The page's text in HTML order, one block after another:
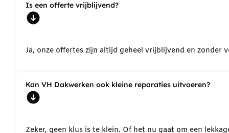
Is een offerte vrijblijvend?
Ja, onze offertes zijn altijd geheel vrijblijvend en
Kan VH Dakwerken ook kleine reparaties uitvoeren?
Zeker, geen klus is te klein. Of het nu gaat om een